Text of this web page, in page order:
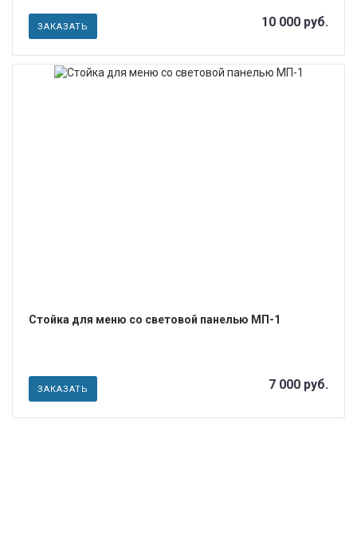
ЗАКАЗАТЬ 10 000 руб.
Стойка для меню со световой панелью МП-1
ЗАКАЗАТЬ 7 000 руб.